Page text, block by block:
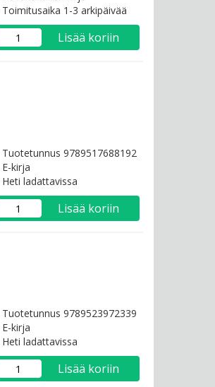
Toimitusaika 1-3 arkipäivää
Lisää koriin
Tuotetunnus 9789517688192
E-kirja
Heti ladattavissa
Lisää koriin
Tuotetunnus 9789523972339
E-kirja
Heti ladattavissa
Lisää koriin